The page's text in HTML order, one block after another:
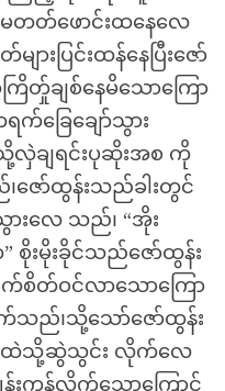
တတ်ဖောင်းထနေလေ
ပြင်းထန်နေပြီးဇော်
ချစ်နေမိသောကြော
ခြေချော်သွား
လှဲချရင်းပုဆိုးအစ ကို
ော်ထွန်းသည်ခါးတွင်
းလေ သည်၊ “အိုး
စိုးမိုးခိုင်သည်ဇော်ထွန်း
စိတ်ဝင်လာသောကြော
သည်၊သို့သော်ဇော်ထွန်း
ထဲသို့ဆွဲသွင်း လိုက်လေ
းကန်လိုက်သောကြောင့်